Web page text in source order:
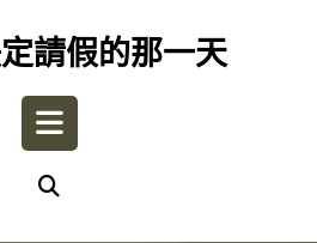
請假的那一天
Open